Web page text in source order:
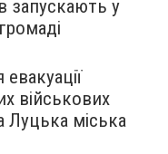
запускають у
військових
Луцька міська